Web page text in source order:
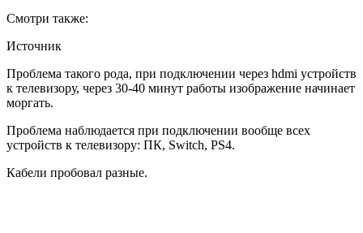
Смотри также:
Источник
Проблема такого рода, при подключении через hdmi устройств
к телевизору, через 30-40 минут работы изображение начинает
моргать.
Проблема наблюдается при подключении вообще всех
устройств к телевизору: ПК, Switch, PS4.
Кабели пробовал разные.